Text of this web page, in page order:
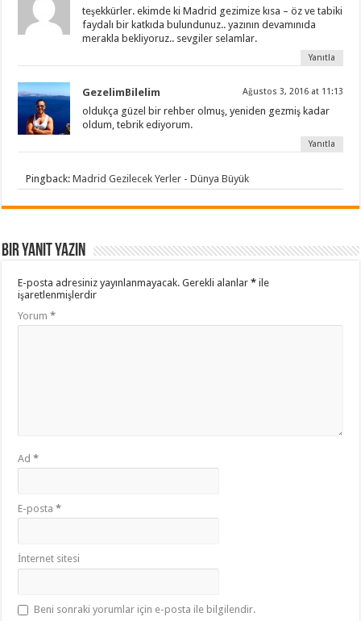
teşekkürler. ekimde ki Madrid gezimize kısa – öz ve tabiki
faydalı bir katkıda bulundunuz.. yazının devamınıda
merakla bekliyoruz.. sevgiler selamlar.
Yanıtla
GezelimBilelim Ağustos 3, 2016 at 11:13
oldukça güzel bir rehber olmuş, yeniden gezmiş kadar
oldum, tebrik ediyorum.
Yanıtla
Pingback:Madrid Gezilecek Yerler - Dünya Büyük
Bir yanıt yazın
E-posta adresiniz yayınlanmayacak. Gerekli alanlar* ile
işaretlenmişlerdir
Yorum*
Ad*
E-posta*
İnternet sitesi
Beni sonraki yorumlar için e-posta ile bilgilendir.